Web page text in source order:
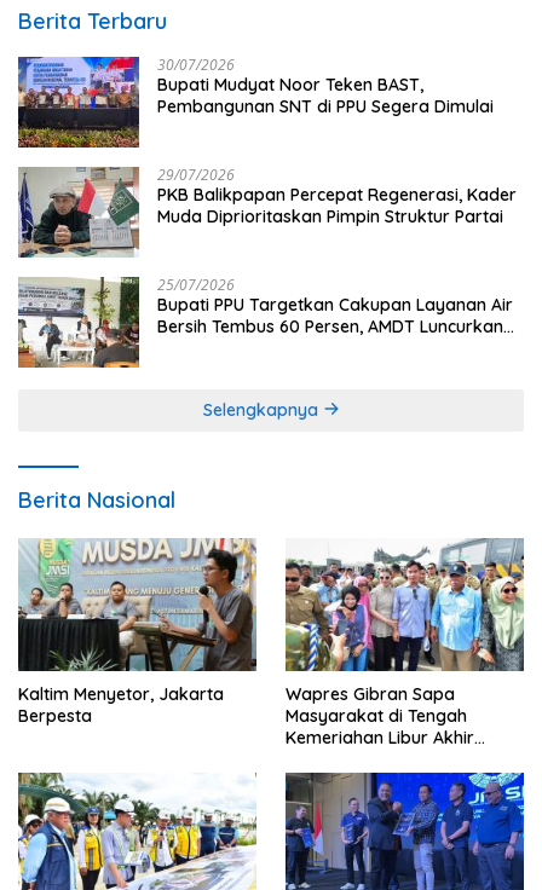
Berita Terbaru
30/07/2026
Bupati Mudyat Noor Teken BAST,
Pembangunan SNT di PPU Segera Dimulai
29/07/2026
PKB Balikpapan Percepat Regenerasi, Kader
Muda Diprioritaskan Pimpin Struktur Partai
25/07/2026
Bupati PPU Targetkan Cakupan Layanan Air
Bersih Tembus 60 Persen, AMDT Luncurkan
Selengkapnya
Berita Nasional
Kaltim Menyetor, Jakarta
Berpesta
Wapres Gibran Sapa
Masyarakat di Tengah
Kemeriahan Libur Akhir